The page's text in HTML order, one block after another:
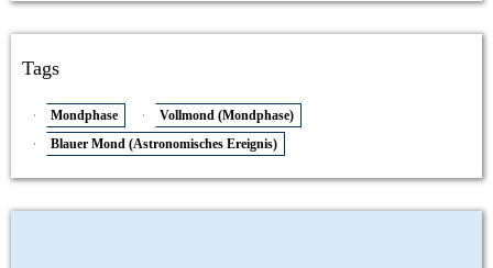
Tags
Mondphase
Vollmond (Mondphase)
Blauer Mond (Astronomisches Ereignis)